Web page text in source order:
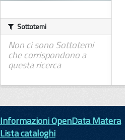
Sottotemi
Non ci sono Sottotemi
che corrispondono a
questa ricerca
Informazioni OpenData Matera
Lista cataloghi